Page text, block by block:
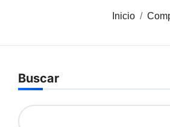
Inicio
Buscar